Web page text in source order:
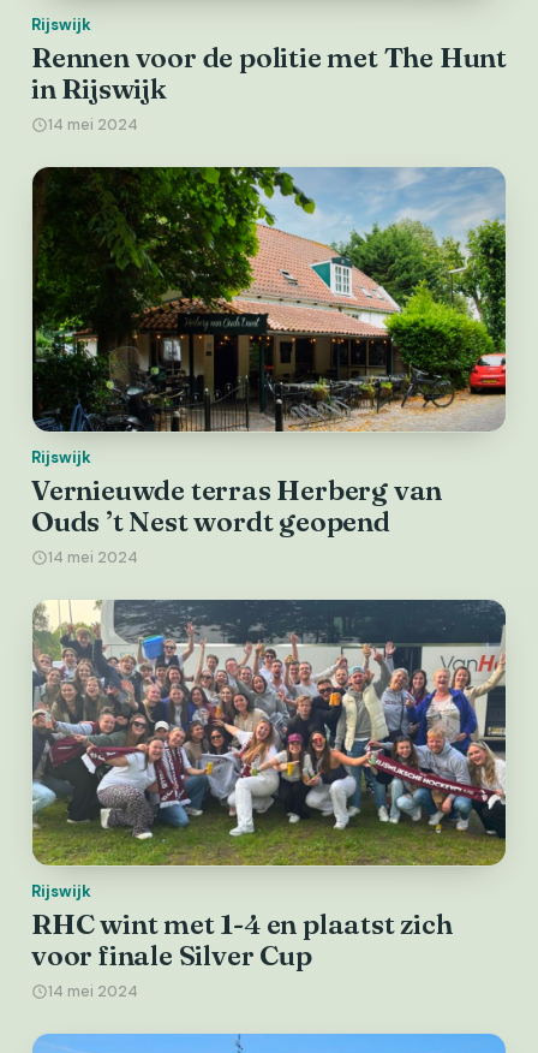
Rijswijk
Rennen voor de politie met The Hunt
in Rijswijk
14 mei 2024
Rijswijk
Vernieuwde terras Herberg van
Ouds ’t Nest wordt geopend
14 mei 2024
Rijswijk
RHC wint met 1-4 en plaatst zich
voor finale Silver Cup
14 mei 2024